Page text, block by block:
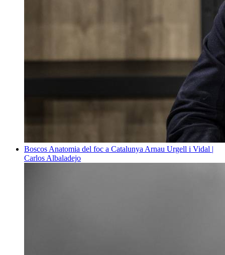
Boscos Anatomia del foc a Catalunya Arnau Urgell i Vidal |
Carlos Albaladejo